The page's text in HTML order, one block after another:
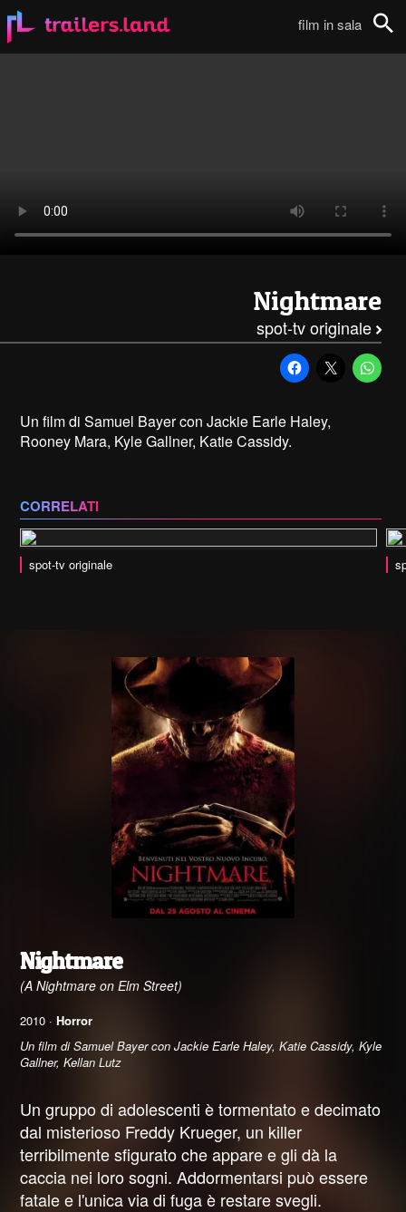
film in sala
Nightmare
spot-tv originale
Un film di Samuel Bayer con Jackie Earle Haley,
Rooney Mara, Kyle Gallner, Katie Cassidy.
CORRELATI
spot-tv originale
Nightmare
(A Nightmare on Elm Street)
2010 · Horror
Un film di Samuel Bayer con Jackie Earle Haley, Katie Cassidy, Kyle
Gallner, Kellan Lutz
Un gruppo di adolescenti è tormentato e decimato
dal misterioso Freddy Krueger, un killer
terribilmente sfigurato che appare e gli dà la
caccia nei loro sogni. Addormentarsi può essere
fatale e l'unica via di fuga è restare svegli.